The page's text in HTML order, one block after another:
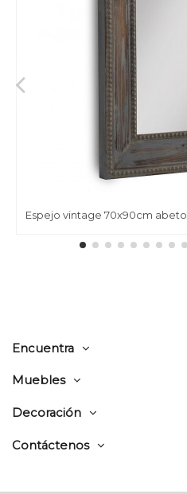
Espejo vintage 70x90cm abeto
Encuentra
Muebles
Decoración
Contáctenos